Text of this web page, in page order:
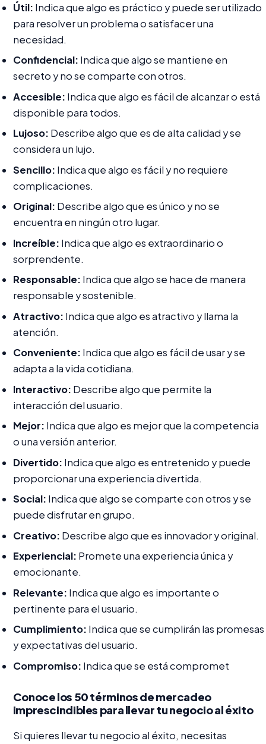
Útil: Indica que algo es práctico y puede ser utilizado
para resolver un problema o satisfacer una
necesidad.
Confidencial: Indica que algo se mantiene en
secreto y no se comparte con otros.
Accesible: Indica que algo es fácil de alcanzar o está
disponible para todos.
Lujoso: Describe algo que es de alta calidad y se
considera un lujo.
Sencillo: Indica que algo es fácil y no requiere
complicaciones.
Original: Describe algo que es único y no se
encuentra en ningún otro lugar.
Increíble: Indica que algo es extraordinario o
sorprendente.
Responsable: Indica que algo se hace de manera
responsable y sostenible.
Atractivo: Indica que algo es atractivo y llama la
atención.
Conveniente: Indica que algo es fácil de usar y se
adapta a la vida cotidiana.
Interactivo: Describe algo que permite la
interacción del usuario.
Mejor: Indica que algo es mejor que la competencia
o una versión anterior.
Divertido: Indica que algo es entretenido y puede
proporcionar una experiencia divertida.
Social: Indica que algo se comparte con otros y se
puede disfrutar en grupo.
Creativo: Describe algo que es innovador y original.
Experiencial: Promete una experiencia única y
emocionante.
Relevante: Indica que algo es importante o
pertinente para el usuario.
Cumplimiento: Indica que se cumplirán las promesas
y expectativas del usuario.
Compromiso: Indica que se está compromet
Conoce los 50 términos de mercadeo
imprescindibles para llevar tu negocio al éxito
Si quieres llevar tu negocio al éxito, necesitas